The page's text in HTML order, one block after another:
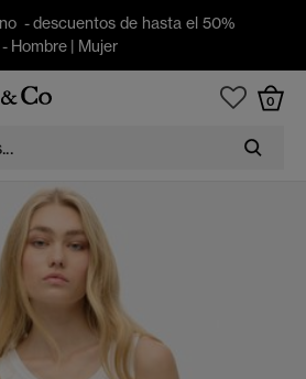
- descuentos de hasta el 50%
- Hombre| Mujer
0